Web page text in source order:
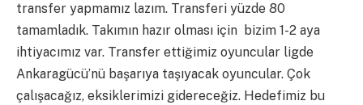
transfer yapmamız lazım. Transferi yüzde 80
tamamladık. Takımın hazır olması için bizim 1-2 aya
ihtiyacımız var. Transfer ettiğimiz oyuncular ligde
Ankaragücü’nü başarıya taşıyacak oyuncular. Çok
çalışacağız, eksiklerimizi gidereceğiz. Hedefimiz bu